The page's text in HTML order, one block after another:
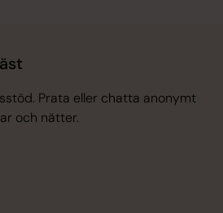
Prata eller chatta anonymt
och nätter.